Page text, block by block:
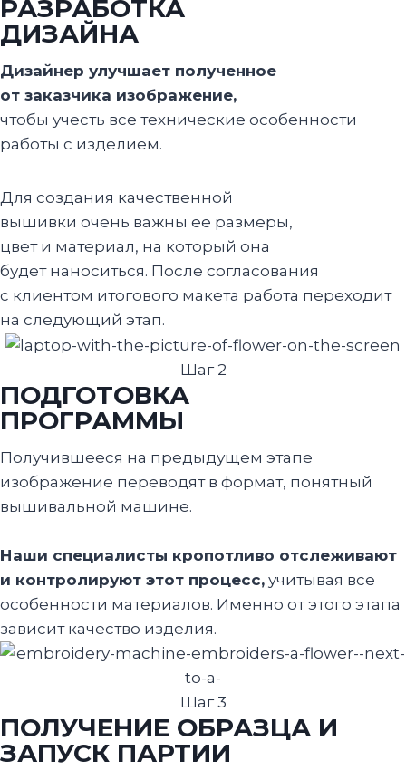
РАЗРАБОТКА
ДИЗАЙНА
Дизайнер улучшает полученное
от заказчика изображение,
чтобы учесть все технические особенности
работы с изделием.
Для создания качественной
вышивки очень важны ее размеры,
цвет и материал, на который она
будет наноситься. После согласования
с клиентом итогового макета работа переходит
на следующий этап.
Шаг 2
ПОДГОТОВКА
ПРОГРАММЫ
Получившееся на предыдущем этапе
изображение переводят в формат, понятный
вышивальной машине.
Наши специалисты кропотливо отслеживают
и контролируют этот процесс, учитывая все
особенности материалов. Именно от этого этапа
зависит качество изделия.
Шаг 3
ПОЛУЧЕНИЕ ОБРАЗЦА И
ЗАПУСК ПАРТИИ